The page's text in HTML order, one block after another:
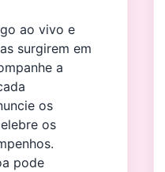
ao vivo e
surgirem em
a
os
os
pode